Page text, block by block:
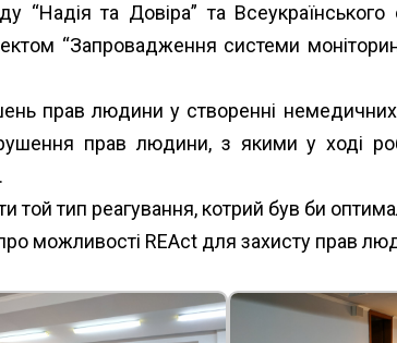
“Надія та Довіра” та
“Запровадження системи
прав людини у створенні
прав людини, з якими у ході
той тип реагування, котрий був би
про можливості REAct для захисту прав